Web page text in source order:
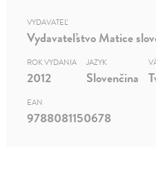
VYDAVATEĽ
Vydavateľstvo Matice
ROK VYDANIA
2012
JAZYK
Slovenčina
EAN
9788081150678